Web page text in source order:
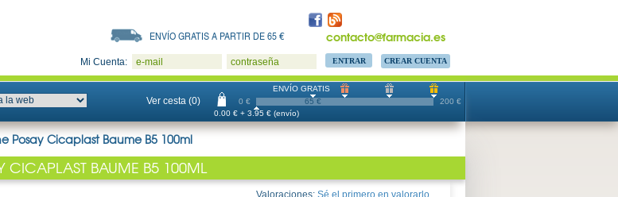
contacto@farmacia.es
ENVÍO GRATIS A PARTIR DE 65 €
Mi Cuenta: e-mail contraseña CREAR CUENTA
Ver cesta (0) 0 € 200 €
ENVÍO GRATIS
65 €
0.00 € + 3.95 € (envío)
Posay Cicaplast Baume B5 100ml
CICAPLAST BAUME B5 100ML
Valoraciones: Sé el primero en valorarlo